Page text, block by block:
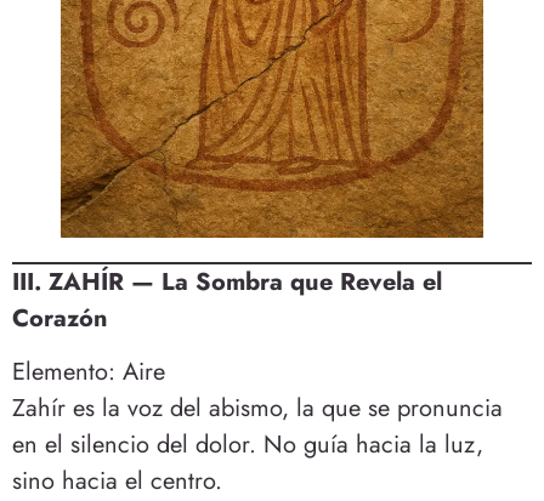
III. ZAHÍR — La Sombra que Revela el
Corazón
Elemento: Aire
Zahír es la voz del abismo, la que se pronuncia
en el silencio del dolor. No guía hacia la luz,
sino hacia el centro.